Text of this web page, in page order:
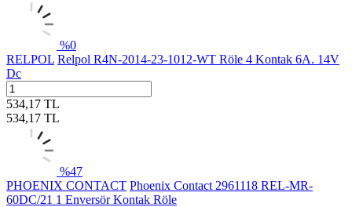
%0
RELPOL Relpol R4N-2014-23-1012-WT Röle 4 Kontak 6A. 14V
Dc
534,17 TL
534,17 TL
%47
PHOENIX CONTACT Phoenix Contact 2961118 REL-MR-
60DC/21 1 Enversör Kontak Röle